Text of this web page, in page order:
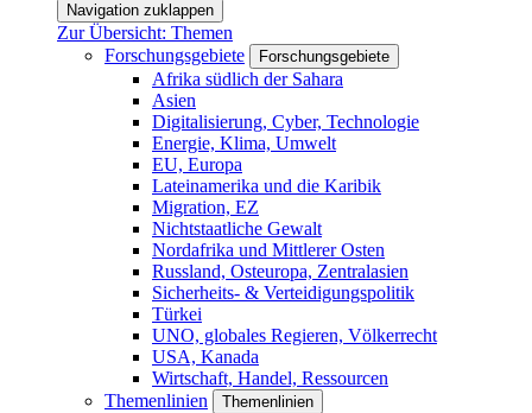
Navigation zuklappen
Zur Übersicht: Themen
Forschungsgebiete
Forschungsgebiete
Afrika südlich der Sahara
Asien
Digitalisierung, Cyber, Technologie
Energie, Klima, Umwelt
EU, Europa
Lateinamerika und die Karibik
Migration, EZ
Nichtstaatliche Gewalt
Nordafrika und Mittlerer Osten
Russland, Osteuropa, Zentralasien
Sicherheits- & Verteidigungspolitik
Türkei
UNO, globales Regieren, Völkerrecht
USA, Kanada
Wirtschaft, Handel, Ressourcen
Themenlinien
Themenlinien